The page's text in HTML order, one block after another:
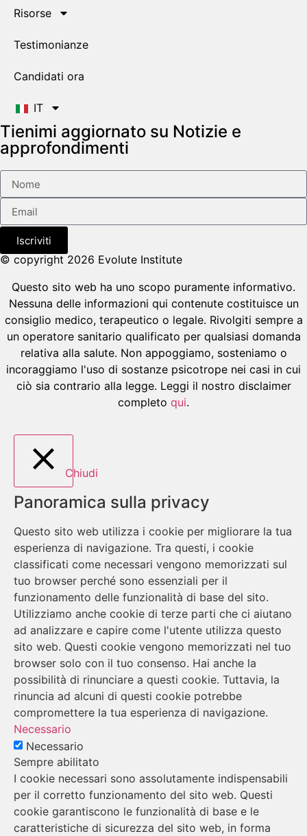
Risorse
Testimonianze
Candidati ora
IT
Tienimi aggiornato su Notizie e
approfondimenti
Iscriviti
© copyright 2026 Evolute Institute
Questo sito web ha uno scopo puramente informativo.
Nessuna delle informazioni qui contenute costituisce un
consiglio medico, terapeutico o legale. Rivolgiti sempre a
un operatore sanitario qualificato per qualsiasi domanda
relativa alla salute. Non appoggiamo, sosteniamo o
incoraggiamo l'uso di sostanze psicotrope nei casi in cui
ciò sia contrario alla legge. Leggi il nostro disclaimer
completo qui.
Chiudi
Panoramica sulla privacy
Questo sito web utilizza i cookie per migliorare la tua
esperienza di navigazione. Tra questi, i cookie
classificati come necessari vengono memorizzati sul
tuo browser perché sono essenziali per il
funzionamento delle funzionalità di base del sito.
Utilizziamo anche cookie di terze parti che ci aiutano
ad analizzare e capire come l'utente utilizza questo
sito web. Questi cookie vengono memorizzati nel tuo
browser solo con il tuo consenso. Hai anche la
possibilità di rinunciare a questi cookie. Tuttavia, la
rinuncia ad alcuni di questi cookie potrebbe
compromettere la tua esperienza di navigazione.
Necessario
Necessario
Sempre abilitato
I cookie necessari sono assolutamente indispensabili
per il corretto funzionamento del sito web. Questi
cookie garantiscono le funzionalità di base e le
caratteristiche di sicurezza del sito web, in forma